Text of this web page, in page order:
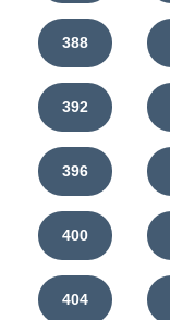
388
392
396
400
404